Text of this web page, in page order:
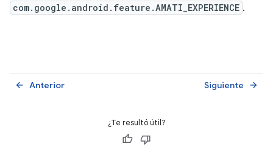
com.google.android.feature.AMATI_EXPERIENCE .
Anterior
arrow_back Siguiente arrow_forward
¿Te resultó útil?